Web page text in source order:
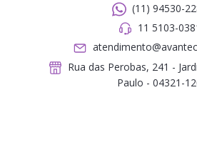
(11) 94530-
11 5103-
Rua das Perobas, 241 -
Paulo - 04321-